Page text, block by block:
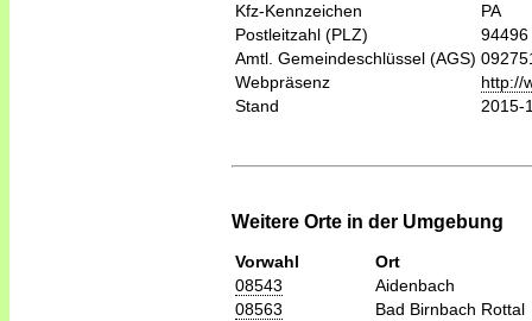
Kfz-Kennzeichen
PA
Postleitzahl (PLZ)
94496
Amtl. Gemeindeschlüssel (AGS)
Webpräsenz
http://
Stand
2015-
Weitere Orte in der Umgebung
Vorwahl
Ort
08543
Aidenbach
08563
Bad Birnbach Rottal